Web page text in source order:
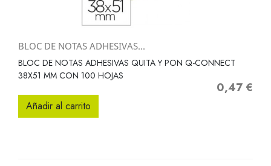
BLOC DE NOTAS ADHESIVAS...
BLOC DE NOTAS ADHESIVAS QUITA Y PON Q-CONNECT
38X51 MM CON 100 HOJAS
Precio
0,47 €
Añadir al carrito